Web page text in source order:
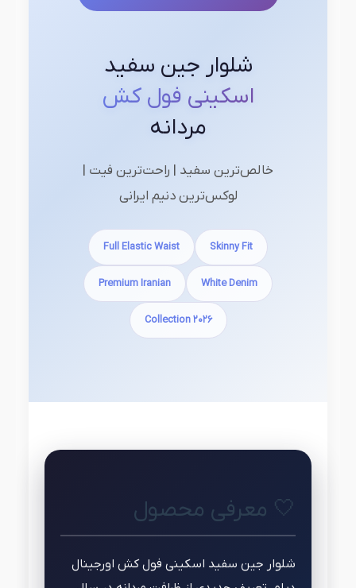
شلوار جین سفید
اسکینی فول کش
مردانه
خالص‌ترین سفید | راحت‌ترین فیت |
لوکس‌ترین دنیم ایرانی
Skinny Fit
Full Elastic Waist
White Denim
Premium Iranian
2026 Collection
🤍 معرفی محصول
شلوار جین سفید اسکینی فول کش اورجینال